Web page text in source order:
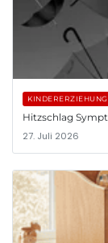
KINDERERZIEHUNG
Hitzschlag
27. Juli 2026